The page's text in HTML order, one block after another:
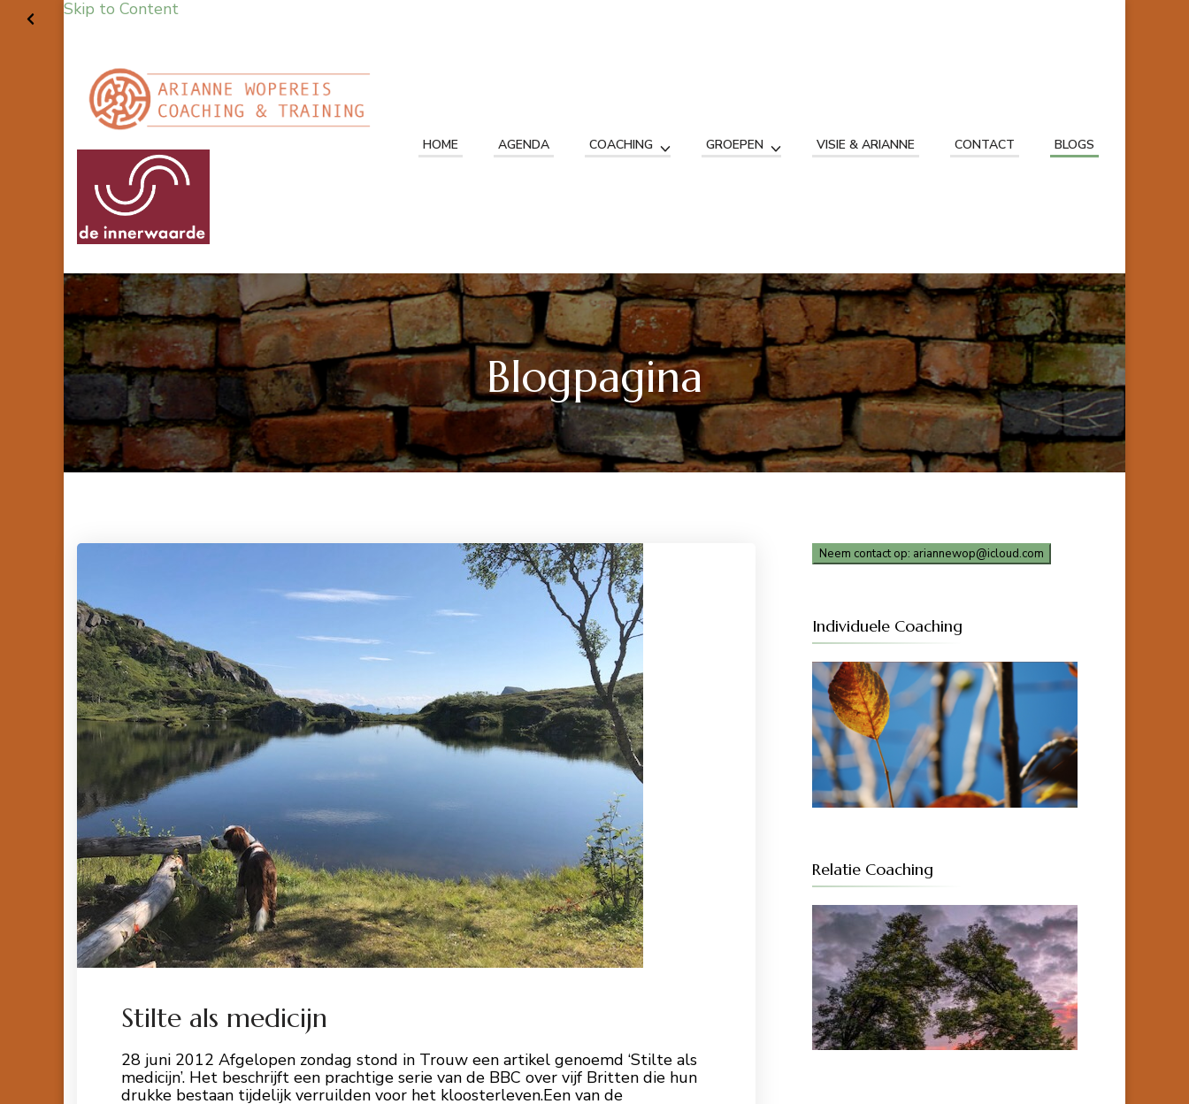
Skip to Content
HOME AGENDA COACHING GROEPEN VISIE & ARIANNE CONTACT BLOGS
Blogpagina
Stilte als medicijn
28 juni 2012 Afgelopen zondag stond in Trouw een artikel genoemd ‘Stilte als
medicijn’. Het beschrijft een prachtige serie van de BBC over vijf Britten die hun
drukke bestaan tijdelijk verruilden voor het kloosterleven.Een van de
Neem contact op: ariannewop@icloud.com
Individuele Coaching
Relatie Coaching